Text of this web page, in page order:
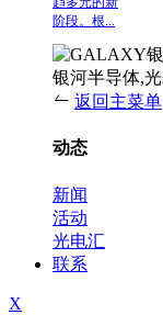
阶段。根...
返回主菜单
动态
新闻
活动
光电汇
联系
X